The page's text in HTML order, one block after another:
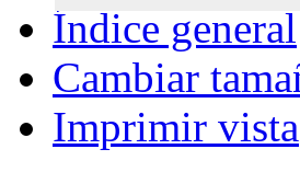
Índice general
Cambiar
Imprimir vista